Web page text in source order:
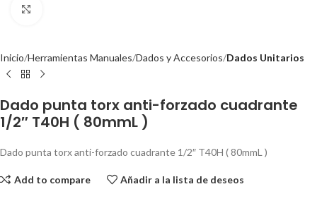
Inicio Herramientas Manuales Dados y Accesorios Dados Unitarios
Dado punta torx anti-forzado cuadrante
1/2″ T40H ( 80mmL )
Dado punta torx anti-forzado cuadrante 1/2″ T40H ( 80mmL )
Add to compare Añadir a la lista de deseos